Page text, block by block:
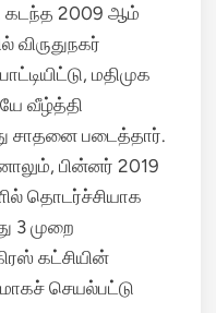
கடந்த 2009 ஆம்
மதிமுக
வீழ்த்தி
சாதனை படைத்தார்.
பின்னர் 2019
தொடர்ச்சியாக
3 முறை
கட்சியின்
செயல்பட்டு